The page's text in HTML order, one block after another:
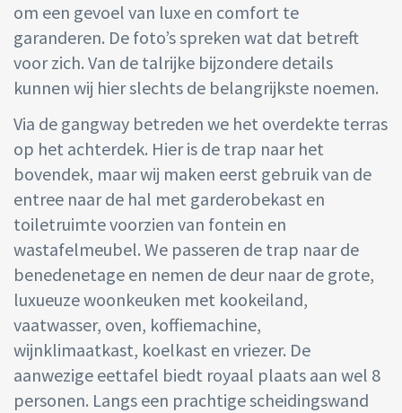
om een gevoel van luxe en comfort te
garanderen. De foto’s spreken wat dat betreft
voor zich. Van de talrijke bijzondere details
kunnen wij hier slechts de belangrijkste noemen.
Via de gangway betreden we het overdekte terras
op het achterdek. Hier is de trap naar het
bovendek, maar wij maken eerst gebruik van de
entree naar de hal met garderobekast en
toiletruimte voorzien van fontein en
wastafelmeubel. We passeren de trap naar de
benedenetage en nemen de deur naar de grote,
luxueuze woonkeuken met kookeiland,
vaatwasser, oven, koffiemachine,
wijnklimaatkast, koelkast en vriezer. De
aanwezige eettafel biedt royaal plaats aan wel 8
personen. Langs een prachtige scheidingswand